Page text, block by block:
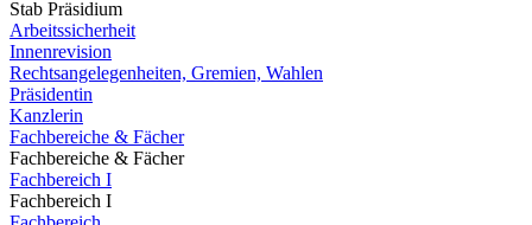
Stab Präsidium
Arbeitssicherheit
Innenrevision
Rechtsangelegenheiten, Gremien, Wahlen
Präsidentin
Kanzlerin
Fachbereiche & Fächer
Fachbereiche & Fächer
Fachbereich I
Fachbereich I